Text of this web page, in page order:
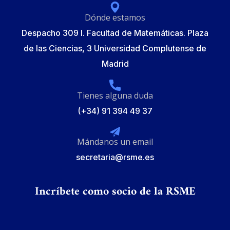
Dónde estamos
Despacho 309 I. Facultad de Matemáticas. Plaza
de las Ciencias, 3 Universidad Complutense de
Madrid
Tienes alguna duda
(+34) 91 394 49 37
Mándanos un email
secretaria@rsme.es
Incríbete como socio de la RSME